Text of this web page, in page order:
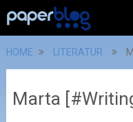
HOME LITERATUR
Marta